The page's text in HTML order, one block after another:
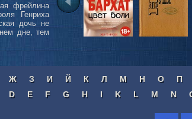
фрейлина
Генриха
дочь не
дне, тем
Ж З И Й К Л М Н О П
D E F G H I K L M N